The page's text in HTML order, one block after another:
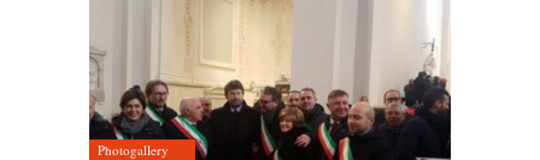
Photogallery